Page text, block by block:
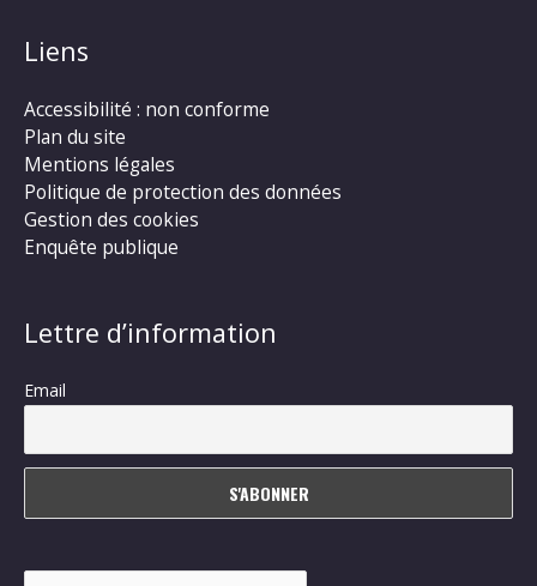
Liens
Accessibilité : non conforme
Plan du site
Mentions légales
Politique de protection des données
Gestion des cookies
Enquête publique
Lettre d’information
Email